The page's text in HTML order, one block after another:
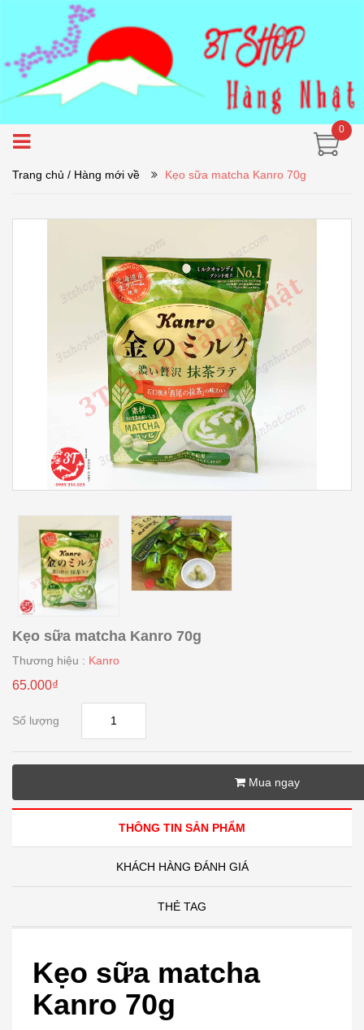
0
Trang chủ / Hàng mới về Kẹo sữa matcha Kanro 70g
Kẹo sữa matcha Kanro 70g
Thương hiệu : Kanro
65.000₫
Số lượng
Mua ngay
THÔNG TIN SẢN PHẨM
KHÁCH HÀNG ĐÁNH GIÁ
THẺ TAG
Kẹo sữa matcha
Kanro 70g